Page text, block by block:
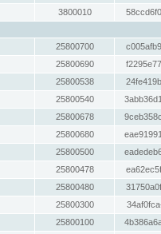
3800010
25800700
25800690
25800538
25800540
25800678
25800680
25800500
25800478
25800480
25800300
25800100